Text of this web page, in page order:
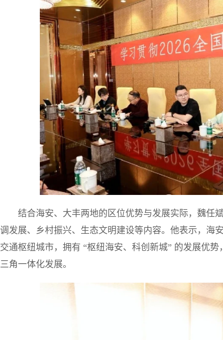
结合海安、大丰两地的区位优势与发展实际，魏任
调发展、乡村振兴、生态文明建设等内容。他表示，海
交通枢纽城市，拥有 “枢纽海安、科创新城” 的发展优
三角一体化发展。